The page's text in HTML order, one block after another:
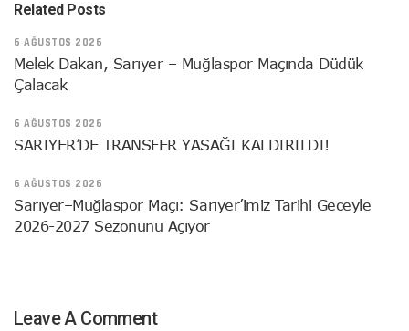
Related Posts
6 AĞUSTOS 2026
Melek Dakan, Sarıyer – Muğlaspor Maçında Düdük
Çalacak
6 AĞUSTOS 2026
SARIYER’DE TRANSFER YASAĞI KALDIRILDI!
6 AĞUSTOS 2026
Sarıyer–Muğlaspor Maçı: Sarıyer’imiz Tarihi Geceyle
2026-2027 Sezonunu Açıyor
Leave A Comment